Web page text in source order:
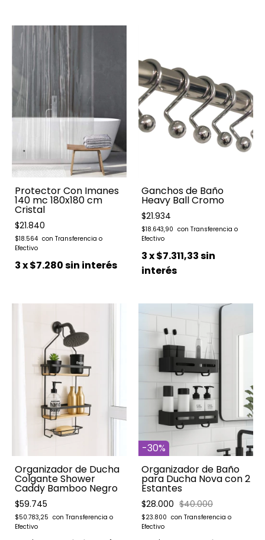
Protector Con Imanes
140 mc 180x180 cm
Cristal
$21.840
$18.564
3x$7.280sin interés
Ganchos de Baño
Heavy Ball Cromo
$21.934
$18.643,90
3x$7.311,33sin
interés
Organizador de Ducha
Colgante Shower
Caddy Bamboo Negro
$59.745
$50.783,25
-30%
Organizador de Baño
para Ducha Nova con 2
Estantes
$28.000 $40.000
$23.800